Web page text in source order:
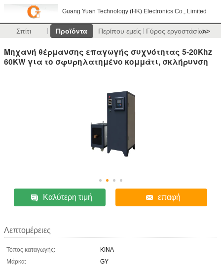
Guang Yuan Technology (HK) Electronics Co., Limited
Σπίτι Προϊόντα Περίπου εμείς Γύρος εργοστασίων
>>
Μηχανή θέρμανσης επαγωγής συχνότητας 5-20Khz
60KW για το σφυρηλατημένο κομμάτι, σκλήρυνση
Καλύτερη τιμή επαφή
Λεπτομέρειες
Τόπος καταγωγής:
ΚΙΝΑ
Μάρκα:
GY